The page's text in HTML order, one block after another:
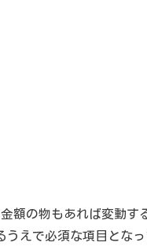
額の物もあれば変動す
うえで必須な項目となっ